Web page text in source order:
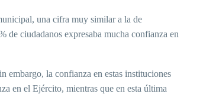
una cifra muy similar a la de
de ciudadanos expresaba mucha confianza en
embargo, la confianza en estas instituciones
en el Ejército, mientras que en esta última